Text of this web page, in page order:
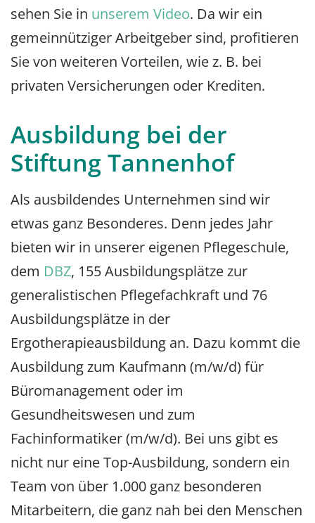
sehen Sie in unserem Video. Da wir ein
gemeinnütziger Arbeitgeber sind, profitieren
Sie von weiteren Vorteilen, wie z. B. bei
privaten Versicherungen oder Krediten.
Ausbildung bei der
Stiftung Tannenhof
Als ausbildendes Unternehmen sind wir
etwas ganz Besonderes. Denn jedes Jahr
bieten wir in unserer eigenen Pflegeschule,
dem DBZ, 155 Ausbildungsplätze zur
generalistischen Pflegefachkraft und 76
Ausbildungsplätze in der
Ergotherapieausbildung an. Dazu kommt die
Ausbildung zum Kaufmann (m/w/d) für
Büromanagement oder im
Gesundheitswesen und zum
Fachinformatiker (m/w/d). Bei uns gibt es
nicht nur eine Top-Ausbildung, sondern ein
Team von über 1.000 ganz besonderen
Mitarbeitern, die ganz nah bei den Menschen